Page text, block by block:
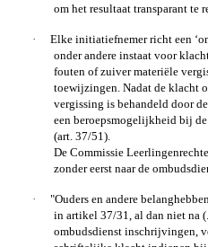
om het resultaat transparant te
· Elke initiatiefnemer richt een
onder andere instaat voor
fouten of zuiver materiële
toewijzingen. Nadat de klacht
vergissing is behandeld door
een beroepsmogelijkheid bij
(art. 37/51).
De Commissie
zonder eerst naar de
·
"Ouders en andere
in artikel 37/31, al dan niet na
ombudsdienst inschrijvingen,